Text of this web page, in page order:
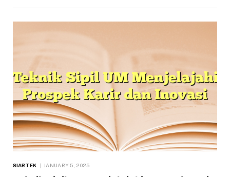
SIARTEK JANUARY 5, 2025